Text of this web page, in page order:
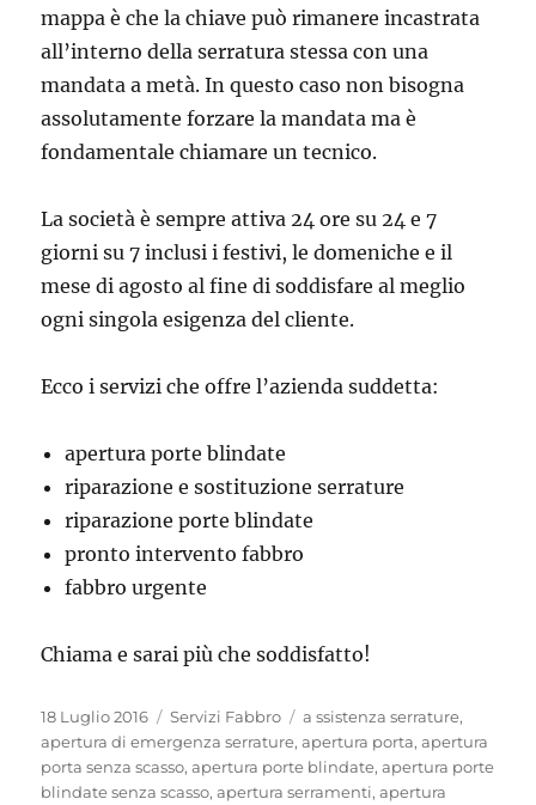
mappa è che la chiave può rimanere incastrata
all’interno della serratura stessa con una
mandata a metà. In questo caso non bisogna
assolutamente forzare la mandata ma è
fondamentale chiamare un tecnico.
La società è sempre attiva 24 ore su 24 e 7
giorni su 7 inclusi i festivi, le domeniche e il
mese di agosto al fine di soddisfare al meglio
ogni singola esigenza del cliente.
Ecco i servizi che offre l’azienda suddetta:
apertura porte blindate
riparazione e sostituzione serrature
riparazione porte blindate
pronto intervento fabbro
fabbro urgente
Chiama e sarai più che soddisfatto!
Pubblicato
il
18 Luglio 2016 Categorie
Servizi Fabbro Tag
a ssistenza serrature,
apertura di emergenza serrature,apertura porta,apertura
porta senza scasso,apertura porte blindate,apertura porte
blindate senza scasso,apertura serramenti,apertura